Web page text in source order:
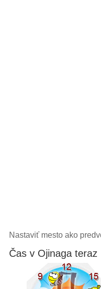
Nastaviť mesto ako
Čas v Ojinaga teraz